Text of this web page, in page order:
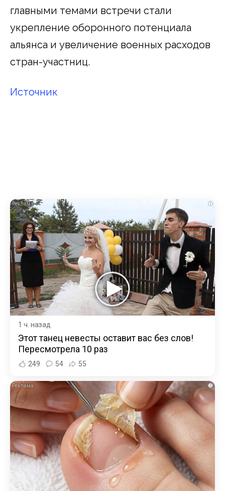
главными темами встречи стали
укрепление оборонного потенциала
альянса и увеличение военных расходов
стран-участниц.
Источник
i
1 ч. назад
Этот танец невесты оставит вас без слов!
Пересмотрела 10 раз
249 54 55
i